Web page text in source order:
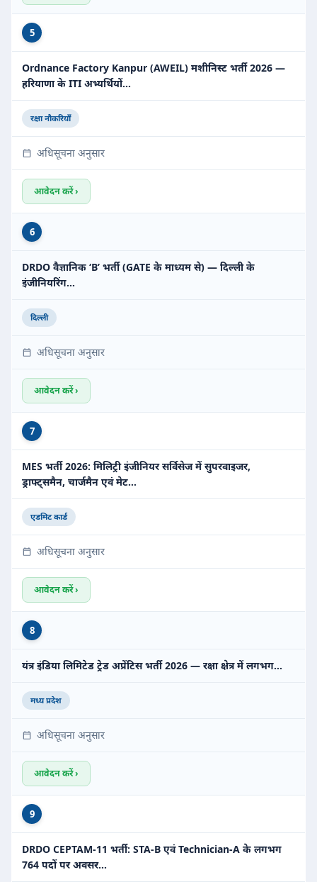
5
Ordnance Factory Kanpur (AWEIL) मशीनिस्ट भर्ती 2026 —
हरियाणा के ITI अभ्यर्थियों…
रक्षा नौकरियाँ
अधिसूचना अनुसार
आवेदन करें ›
6
DRDO वैज्ञानिक ‘B’ भर्ती (GATE के माध्यम से) — दिल्ली के
इंजीनियरिंग…
दिल्ली
अधिसूचना अनुसार
आवेदन करें ›
7
MES भर्ती 2026: मिलिट्री इंजीनियर सर्विसेज में सुपरवाइजर,
ड्राफ्ट्समैन, चार्जमैन एवं मेट…
एडमिट कार्ड
अधिसूचना अनुसार
आवेदन करें ›
8
यंत्र इंडिया लिमिटेड ट्रेड अप्रेंटिस भर्ती 2026 — रक्षा क्षेत्र में लगभग…
मध्य प्रदेश
अधिसूचना अनुसार
आवेदन करें ›
9
DRDO CEPTAM-11 भर्ती: STA-B एवं Technician-A के लगभग
764 पदों पर अवसर…